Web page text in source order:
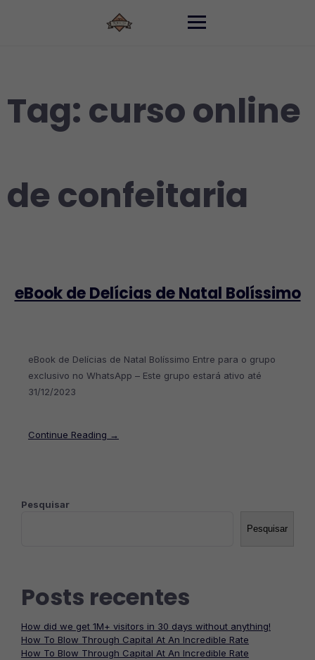
Tag:curso online
de confeitaria
eBook de Delícias de Natal Bolíssimo
eBook de Delícias de Natal Bolíssimo Entre para o grupo
exclusivo no WhatsApp – Este grupo estará ativo até
31/12/2023
Continue Reading →
Pesquisar
Pesquisar
Posts recentes
How did we get 1M+ visitors in 30 days without anything!
How To Blow Through Capital At An Incredible Rate
How To Blow Through Capital At An Incredible Rate